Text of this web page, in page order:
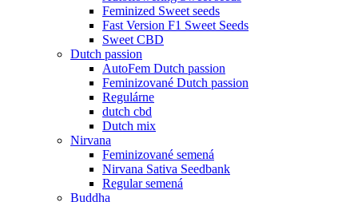
Feminized Sweet seeds
Fast Version F1 Sweet Seeds
Sweet CBD
Dutch passion
AutoFem Dutch passion
Feminizované Dutch passion
Regulárne
dutch cbd
Dutch mix
Nirvana
Feminizované semená
Nirvana Sativa Seedbank
Regular semená
Buddha